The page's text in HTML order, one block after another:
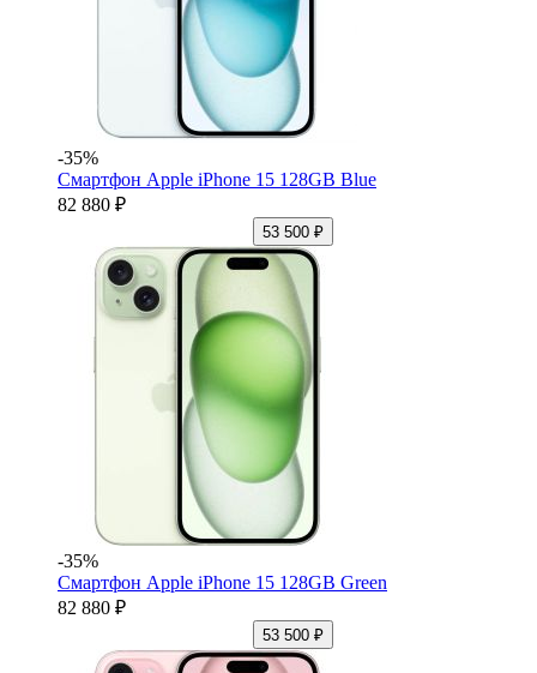
-35%
Смартфон Apple iPhone 15 128GB Blue
82 880 ₽
53 500 ₽
-35%
Смартфон Apple iPhone 15 128GB Green
82 880 ₽
53 500 ₽